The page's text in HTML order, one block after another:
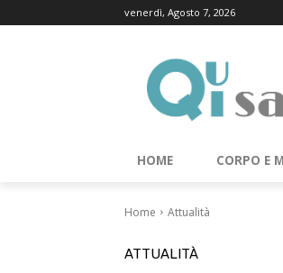
venerdì, Agosto 7, 2026
HOME CORPO E
Home Attualità
ATTUALITÀ